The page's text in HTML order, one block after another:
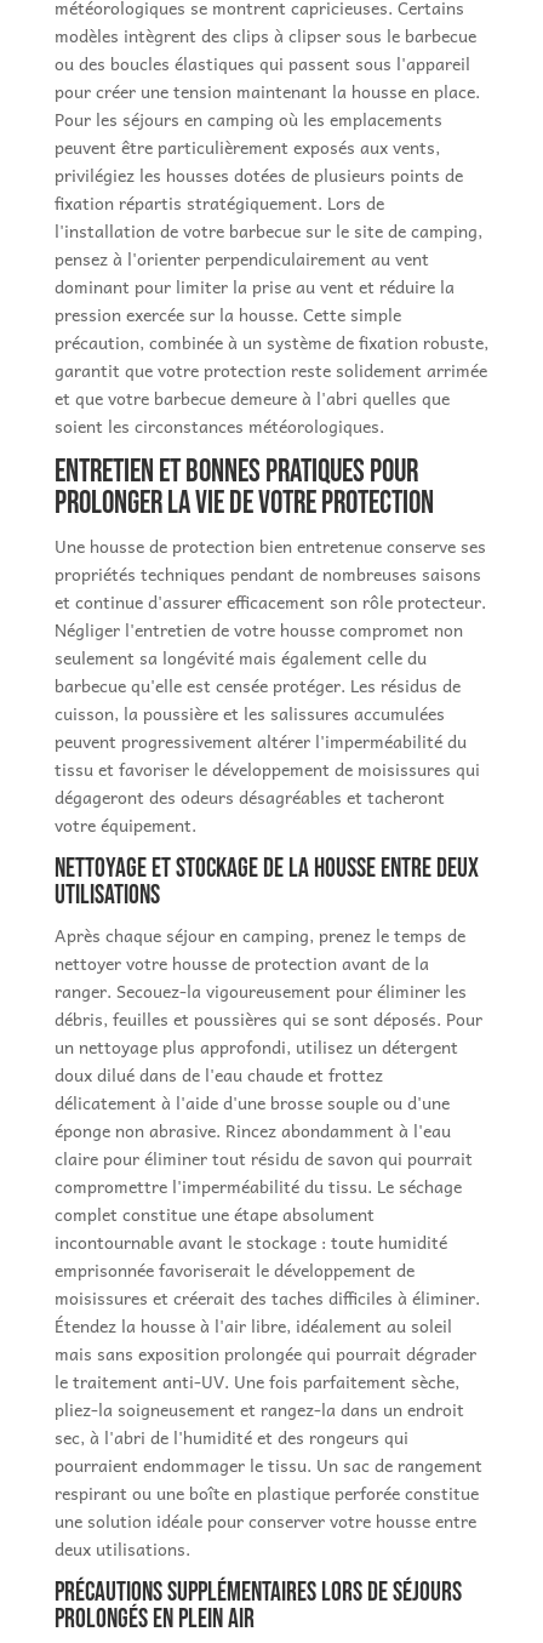
météorologiques se montrent capricieuses. Certains
modèles intègrent des clips à clipser sous le barbecue
ou des boucles élastiques qui passent sous l'appareil
pour créer une tension maintenant la housse en place.
Pour les séjours en camping où les emplacements
peuvent être particulièrement exposés aux vents,
privilégiez les housses dotées de plusieurs points de
fixation répartis stratégiquement. Lors de
l'installation de votre barbecue sur le site de camping,
pensez à l'orienter perpendiculairement au vent
dominant pour limiter la prise au vent et réduire la
pression exercée sur la housse. Cette simple
précaution, combinée à un système de fixation robuste,
garantit que votre protection reste solidement arrimée
et que votre barbecue demeure à l'abri quelles que
soient les circonstances météorologiques.
Entretien et bonnes pratiques pour
prolonger la vie de votre protection
Une housse de protection bien entretenue conserve ses
propriétés techniques pendant de nombreuses saisons
et continue d'assurer efficacement son rôle protecteur.
Négliger l'entretien de votre housse compromet non
seulement sa longévité mais également celle du
barbecue qu'elle est censée protéger. Les résidus de
cuisson, la poussière et les salissures accumulées
peuvent progressivement altérer l'imperméabilité du
tissu et favoriser le développement de moisissures qui
dégageront des odeurs désagréables et tacheront
votre équipement.
Nettoyage et stockage de la housse entre deux
utilisations
Après chaque séjour en camping, prenez le temps de
nettoyer votre housse de protection avant de la
ranger. Secouez-la vigoureusement pour éliminer les
débris, feuilles et poussières qui se sont déposés. Pour
un nettoyage plus approfondi, utilisez un détergent
doux dilué dans de l'eau chaude et frottez
délicatement à l'aide d'une brosse souple ou d'une
éponge non abrasive. Rincez abondamment à l'eau
claire pour éliminer tout résidu de savon qui pourrait
compromettre l'imperméabilité du tissu. Le séchage
complet constitue une étape absolument
incontournable avant le stockage : toute humidité
emprisonnée favoriserait le développement de
moisissures et créerait des taches difficiles à éliminer.
Étendez la housse à l'air libre, idéalement au soleil
mais sans exposition prolongée qui pourrait dégrader
le traitement anti-UV. Une fois parfaitement sèche,
pliez-la soigneusement et rangez-la dans un endroit
sec, à l'abri de l'humidité et des rongeurs qui
pourraient endommager le tissu. Un sac de rangement
respirant ou une boîte en plastique perforée constitue
une solution idéale pour conserver votre housse entre
deux utilisations.
Précautions supplémentaires lors de séjours
prolongés en plein air